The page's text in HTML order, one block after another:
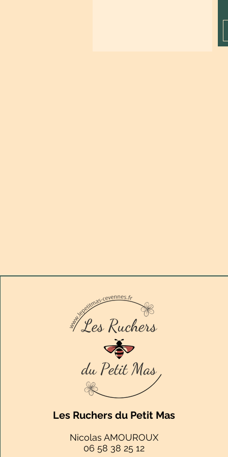
Les Ruchers du Petit Mas
Nicolas AMOUROUX
06 58 38 25 12